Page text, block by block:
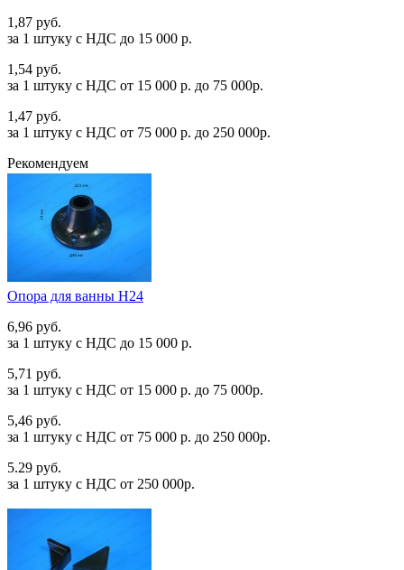
1,87 руб.
за 1 штуку c НДС до 15 000 р.
1,54 руб.
за 1 штуку c НДС от 15 000 р. до 75 000р.
1,47 руб.
за 1 штуку c НДС от 75 000 р. до 250 000р.
Рекомендуем
Опора для ванны Н24
6,96 руб.
за 1 штуку c НДС до 15 000 р.
5,71 руб.
за 1 штуку c НДС от 15 000 р. до 75 000р.
5,46 руб.
за 1 штуку c НДС от 75 000 р. до 250 000р.
5.29 руб.
за 1 штуку c НДС от 250 000р.